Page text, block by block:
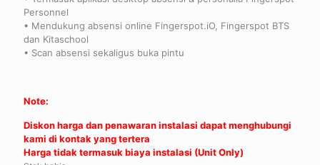
Personnel
• Mendukung absensi online Fingerspot.iO, Fingerspot BTS
dan Kitaschool
• Scan absensi sekaligus buka pintu
Note:
Diskon harga dan penawaran instalasi dapat menghubungi
kami di kontak yang tertera
Harga tidak termasuk biaya instalasi (Unit Only)